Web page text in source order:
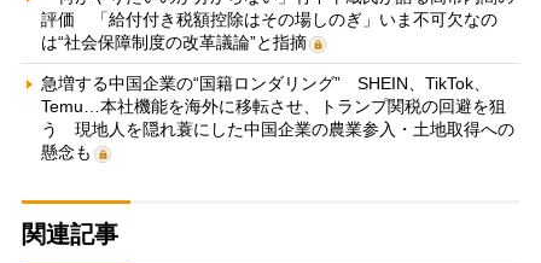
評価 「給付付き税額控除はその場しのぎ」いま不可欠なの
は“社会保障制度の改革議論”と指摘
急増する中国企業の“国籍ロンダリング” SHEIN、TikTok、
Temu…本社機能を海外に移転させ、トランプ関税の回避を狙
う 現地人を隠れ蓑にした中国企業の農業参入・土地取得への
懸念も
関連記事